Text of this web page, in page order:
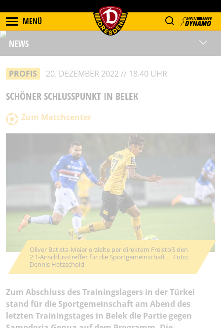
MENÜ
NEWS
PROFIS 20. DEZEMBER 2022 // 18.40 UHR
SCHÖNER SCHLUSSPUNKT IN BELEK
Zum Matchcenter
Oliver Batista-Meier erzielte per direktem Freistoß den
2:1-Anschlusstreffer für die Sportgemeinschaft. | Foto:
Dennis Hetzschold
Zum Abschluss des Trainingslagers in der Türkei
stand für die Sportgemeinschaft am Abend des
letzten Trainingstages in Belek die Partie gegen